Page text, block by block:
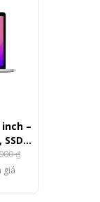
–
₫
giá